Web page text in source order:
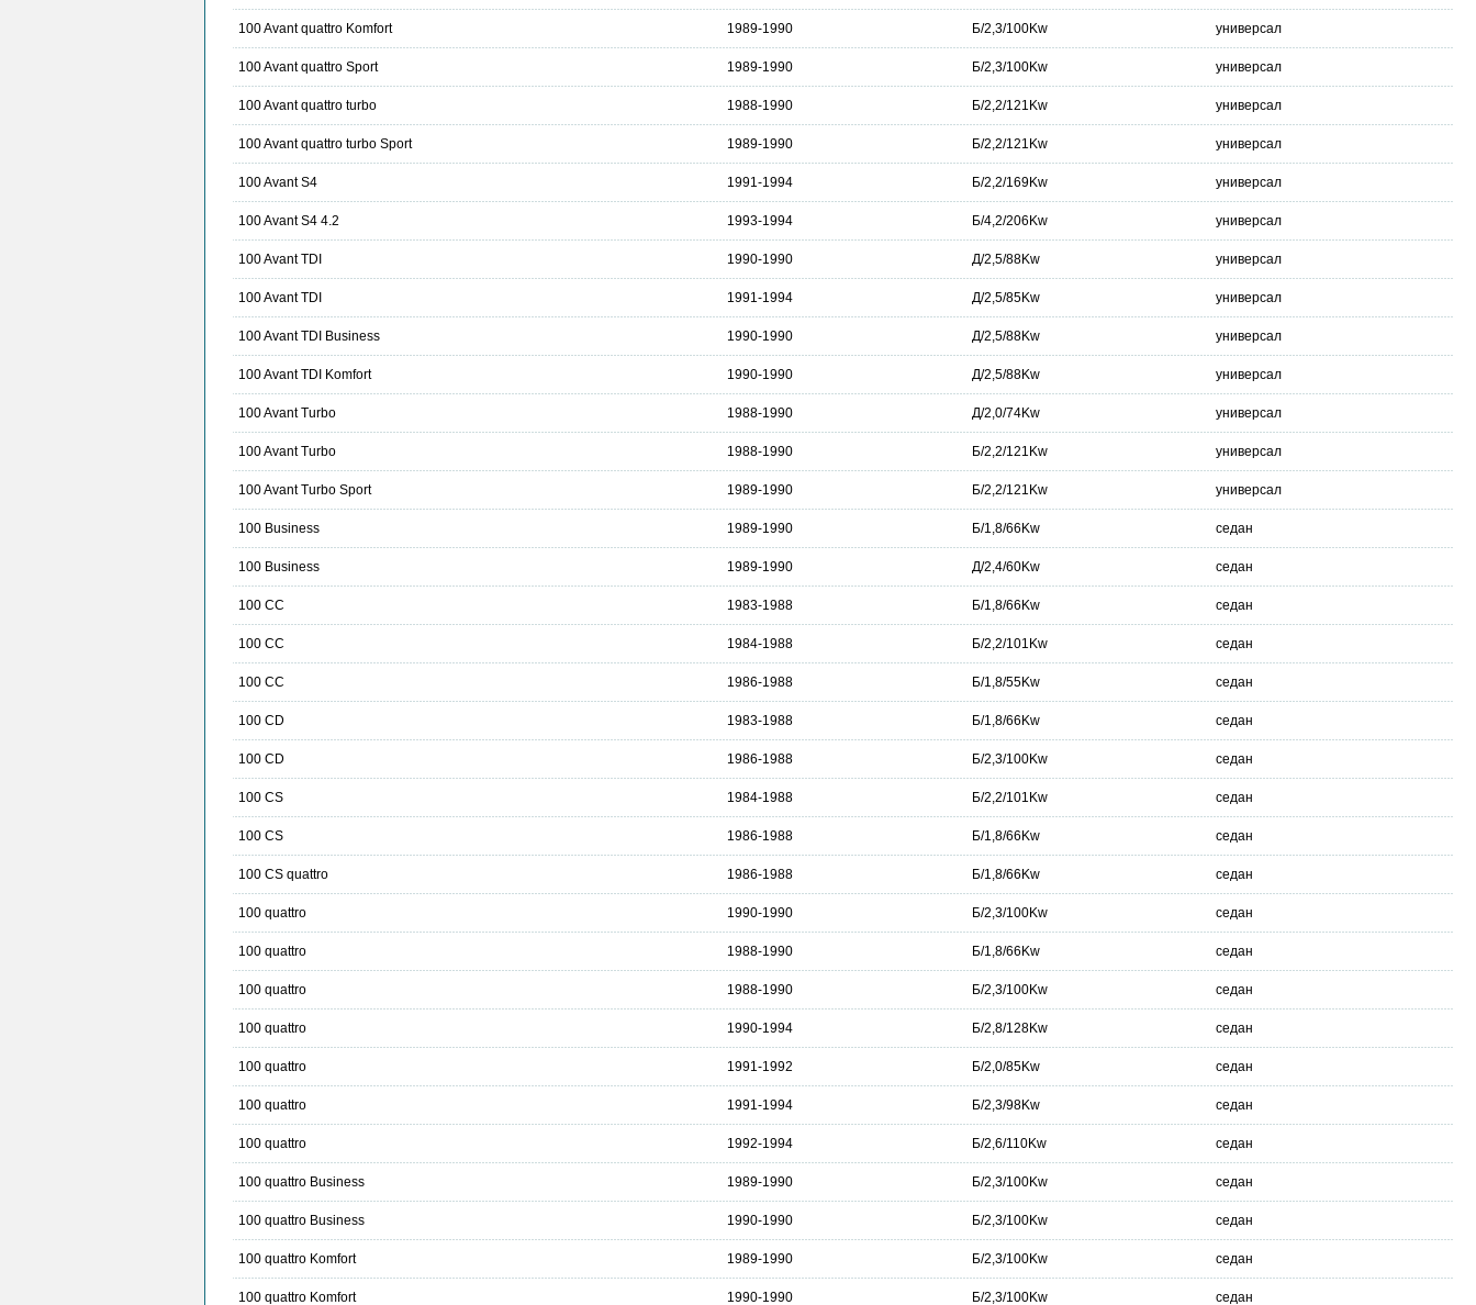
100 Avant quattro Komfort 1989-1990 Б/2,3/100Kw универсал
100 Avant quattro Sport 1989-1990 Б/2,3/100Kw универсал
100 Avant quattro turbo 1988-1990 Б/2,2/121Kw универсал
100 Avant quattro turbo Sport 1989-1990 Б/2,2/121Kw универсал
100 Avant S4 1991-1994 Б/2,2/169Kw универсал
100 Avant S4 4.2 1993-1994 Б/4,2/206Kw универсал
100 Avant TDI 1990-1990 Д/2,5/88Kw универсал
100 Avant TDI 1991-1994 Д/2,5/85Kw универсал
100 Avant TDI Business 1990-1990 Д/2,5/88Kw универсал
100 Avant TDI Komfort 1990-1990 Д/2,5/88Kw универсал
100 Avant Turbo 1988-1990 Д/2,0/74Kw универсал
100 Avant Turbo 1988-1990 Б/2,2/121Kw универсал
100 Avant Turbo Sport 1989-1990 Б/2,2/121Kw универсал
100 Business 1989-1990 Б/1,8/66Kw седан
100 Business 1989-1990 Д/2,4/60Kw седан
100 CC 1983-1988 Б/1,8/66Kw седан
100 CC 1984-1988 Б/2,2/101Kw седан
100 CC 1986-1988 Б/1,8/55Kw седан
100 CD 1983-1988 Б/1,8/66Kw седан
100 CD 1986-1988 Б/2,3/100Kw седан
100 CS 1984-1988 Б/2,2/101Kw седан
100 CS 1986-1988 Б/1,8/66Kw седан
100 CS quattro 1986-1988 Б/1,8/66Kw седан
100 quattro 1990-1990 Б/2,3/100Kw седан
100 quattro 1988-1990 Б/1,8/66Kw седан
100 quattro 1988-1990 Б/2,3/100Kw седан
100 quattro 1990-1994 Б/2,8/128Kw седан
100 quattro 1991-1992 Б/2,0/85Kw седан
100 quattro 1991-1994 Б/2,3/98Kw седан
100 quattro 1992-1994 Б/2,6/110Kw седан
100 quattro Business 1989-1990 Б/2,3/100Kw седан
100 quattro Business 1990-1990 Б/2,3/100Kw седан
100 quattro Komfort 1989-1990 Б/2,3/100Kw седан
100 quattro Komfort 1990-1990 Б/2,3/100Kw седан